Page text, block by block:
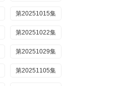
第20251015集
第20251022集
第20251029集
第20251105集